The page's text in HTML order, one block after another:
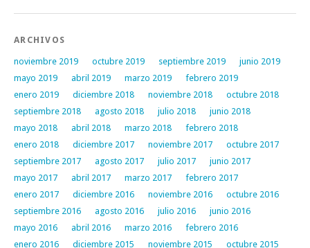
ARCHIVOS
noviembre 2019 octubre 2019 septiembre 2019
junio 2019
mayo 2019
abril 2019 marzo 2019
febrero 2019
enero 2019
diciembre 2018 noviembre 2018
octubre 2018
septiembre 2018
agosto 2018 julio 2018
junio 2018
mayo 2018
abril 2018 marzo 2018
febrero 2018
enero 2018
diciembre 2017 noviembre 2017
octubre 2017
septiembre 2017
agosto 2017 julio 2017
junio 2017
mayo 2017
abril 2017 marzo 2017
febrero 2017
enero 2017
diciembre 2016 noviembre 2016
octubre 2016
septiembre 2016
agosto 2016 julio 2016
junio 2016
mayo 2016
abril 2016 marzo 2016
febrero 2016
enero 2016
diciembre 2015 noviembre 2015
octubre 2015